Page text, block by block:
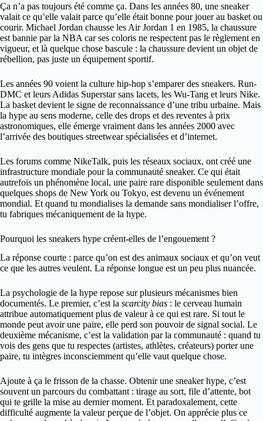
Ça n’a pas toujours été comme ça. Dans les années 80, une sneaker
valait ce qu’elle valait parce qu’elle était bonne pour jouer au basket ou
courir. Michael Jordan chausse les Air Jordan 1 en 1985, la chaussure
est bannie par la NBA car ses coloris ne respectent pas le règlement en
vigueur, et là quelque chose bascule : la chaussure devient un objet de
rébellion, pas juste un équipement sportif.
Les années 90 voient la culture hip-hop s’emparer des sneakers. Run-
DMC et leurs Adidas Superstar sans lacets, les Wu-Tang et leurs Nike.
La basket devient le signe de reconnaissance d’une tribu urbaine. Mais
la hype au sens moderne, celle des drops et des reventes à prix
astronomiques, elle émerge vraiment dans les années 2000 avec
l’arrivée des boutiques streetwear spécialisées et d’internet.
Les forums comme NikeTalk, puis les réseaux sociaux, ont créé une
infrastructure mondiale pour la communauté sneaker. Ce qui était
autrefois un phénomène local, une paire rare disponible seulement dans
quelques shops de New York ou Tokyo, est devenu un événement
mondial. Et quand tu mondialises la demande sans mondialiser l’offre,
tu fabriques mécaniquement de la hype.
Pourquoi les sneakers hype créent-elles de l’engouement ?
La réponse courte : parce qu’on est des animaux sociaux et qu’on veut
ce que les autres veulent. La réponse longue est un peu plus nuancée.
La psychologie de la hype repose sur plusieurs mécanismes bien
documentés. Le premier, c’est la scarcity bias : le cerveau humain
attribue automatiquement plus de valeur à ce qui est rare. Si tout le
monde peut avoir une paire, elle perd son pouvoir de signal social. Le
deuxième mécanisme, c’est la validation par la communauté : quand tu
vois des gens que tu respectes (artistes, athlètes, créateurs) porter une
paire, tu intègres inconsciemment qu’elle vaut quelque chose.
Ajoute à ça le frisson de la chasse. Obtenir une sneaker hype, c’est
souvent un parcours du combattant : tirage au sort, file d’attente, bot
qui te grille la mise au dernier moment. Et paradoxalement, cette
difficulté augmente la valeur perçue de l’objet. On apprécie plus ce